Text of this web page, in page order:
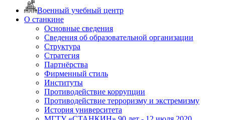
Военный учебный центр
О станкине
Основные сведения
Сведения об образовательной организации
Структура
Стратегия
Партнёрства
Фирменный стиль
Институты
Противодействие коррупции
Противодействие терроризму и экстремизму
История университета